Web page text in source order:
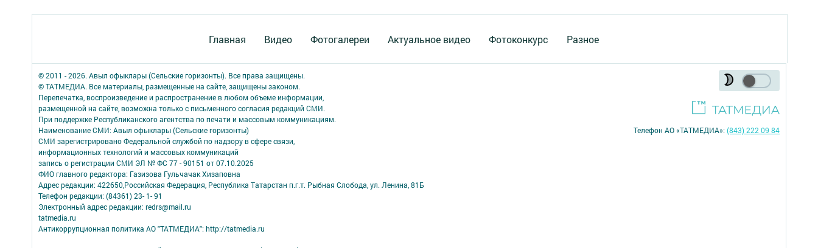
Главная Видео Фотогалереи Актуальное видео Фотоконкурс Разное
© 2011 - 2026. Авыл офыклары (Сельские горизонты). Все права защищены.
© ТАТМЕДИА. Все материалы, размещенные на сайте, защищены законом.
Перепечатка, воспроизведение и распространение в любом объеме информации,
размещенной на сайте, возможна только с письменного согласия редакций СМИ.
При поддержке Республиканского агентства по печати и массовым коммуникациям.
Наименование СМИ: Авыл офыклары (Сельские горизонты)
СМИ зарегистрировано Федеральной службой по надзору в сфере связи,
информационных технологий и массовых коммуникаций
запись о регистрации СМИ ЭЛ № ФС 77 - 90151 от 07.10.2025
ФИО главного редактора: Газизова Гульчачак Хизаповна
Адрес редакции: 422650,Российская Федерация, Республика Татарстан п.г.т. Рыбная Слобода, ул. Ленина, 81Б
Телефон редакции: (84361) 23- 1- 91
Электронный адрес редакции: redrs@mail.ru
tatmedia.ru
Антикоррупционная политика АО "ТАТМЕДИА": http://tatmedia.ru
Телефон АО «ТАТМЕДИА»:(843) 222 09 84